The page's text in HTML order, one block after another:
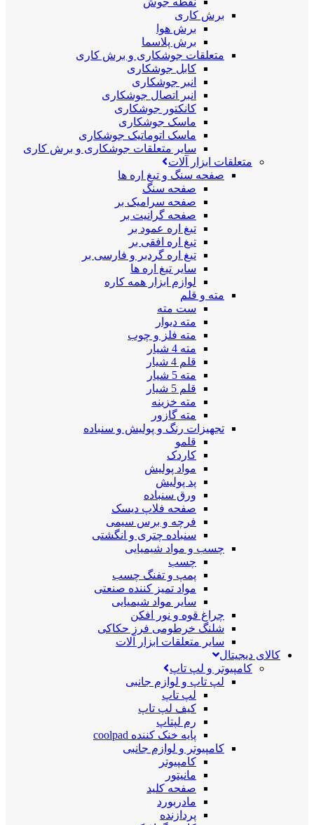
برش کاری
برش هوا
برش پلاسما
متعلقات جوشکاری و برش کاری
کابل جوشکاری
انبر جوشکاری
انبر اتصال جوشکاری
کانکتور جوشکاری
ماسک جوشکاری
ماسک اتوماتیک جوشکاری
سایر متعلقات جوشکاری و برش کاری
متعلقات ابزار آلات
صفحه سنگ و تیغ اره ها
صفحه سنگ
صفحه سرامیک بر
صفحه گرانیت بر
تیغ اره عمود بر
تیغ اره افقی بر
تیغ اره گردبر و فارسی بر
سایر تیغ اره ها
لوازم ابزار همه کاره
مته و قلم
ست مته
مته دیوار
مته فلز و چوب
مته 4 شیار
قلم 4 شیار
مته 5 شیار
قلم 5 شیار
مته خزینه
مته گازور
تجهیزات رنگ و پولیش و سنباده
قلمو
کاردک
مواد پولیش
پد پولیش
ورق سنباده
صفحه فلاپ دیسک
فرچه و برس سیمی
سنباده چتری و انگشتی
چسب و مواد شیمیایی
چسب
پمپ و تفنگ چسب
مواد تمیز کننده صنعتی
سایر مواد شیمیایی
چراغ قوه و نور افکن
شلنگ خرطومی فرز حکاکی
سایر متعلقات ابزار آلات
کالای دیجیتال
کامپیوتر و لپ تاپ
لپ تاپ و لوازم جانبی
لپ تاپ
کیف لپ تاپ
رم لپتاپ
پایه خنک کننده coolpad
کامپیوتر و لوازم جانبی
کامپیوتر
مانیتور
صفحه کلید
مادربورد
پردازنده